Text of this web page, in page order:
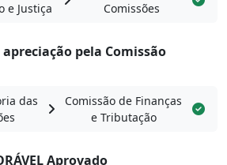
e Justiça
Comissões
pela Comissão
das
Comissão de Finanças
e Tributação
Aprovado